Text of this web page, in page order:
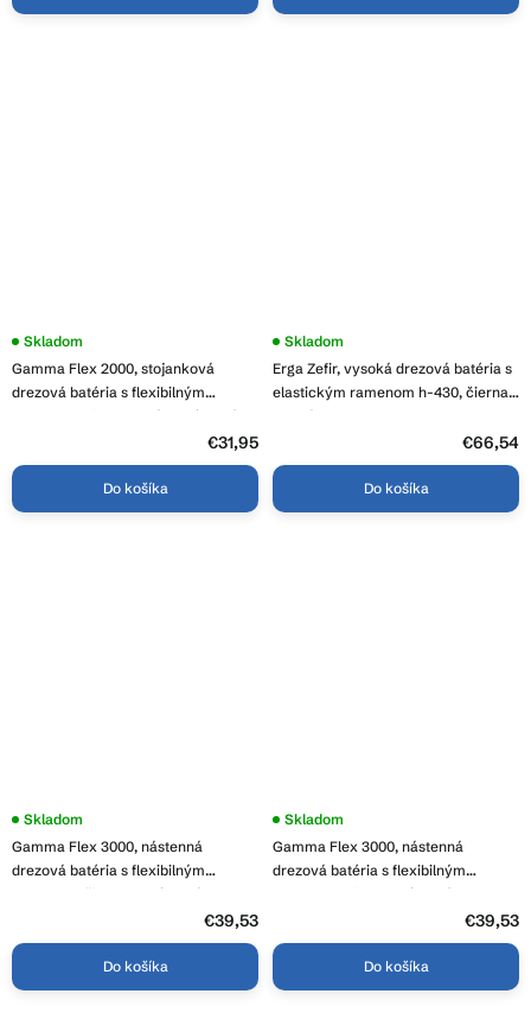
Gamma Flex 2000, stojanková
drezová batéria s flexibilným
ramenom, biela matná-chrómová,
Priemerné
produktu
je
Skladom
€31,95
Do košíka
Erga Zefir, vysoká drezová batéria s
elastickým ramenom h-430, čierna
matná, ERG-YKA-BZ.ZEFIR-BLK
Skladom
€66,54
Do košíka
Gamma Flex 3000, nástenná
drezová batéria s flexibilným
ramenom, čierna-chrómová, GMA-
Priemerné
produktu
je
Skladom
€39,53
Do košíka
Gamma Flex 3000, nástenná
drezová batéria s flexibilným
ramenom, biela-chrómová, GMA-
Priemerné
produktu
je
Skladom
€39,53
Do košíka